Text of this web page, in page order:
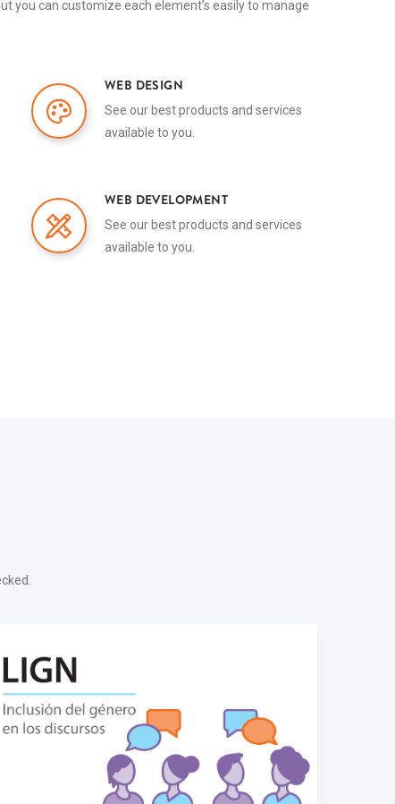
you can customize each element’s easily to manage
WEB DESIGN
See our best products and services
available to you.
WEB DEVELOPMENT
See our best products and services
available to you.